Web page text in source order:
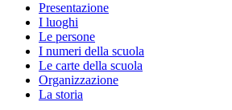
Presentazione
I luoghi
Le persone
I numeri della scuola
Le carte della scuola
Organizzazione
La storia